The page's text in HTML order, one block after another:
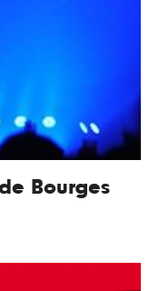
Bourges